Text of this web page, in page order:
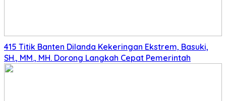
415 Titik Banten Dilanda Kekeringan Ekstrem, Basuki,
SH., MM., MH. Dorong Langkah Cepat Pemerintah